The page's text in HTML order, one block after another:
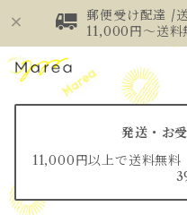
郵便受け配達 /
11,000円～送料
発送・お
11,000円以上で送料無